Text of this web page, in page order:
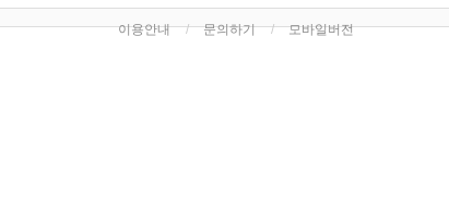
이용안내 문의하기
모바일버전